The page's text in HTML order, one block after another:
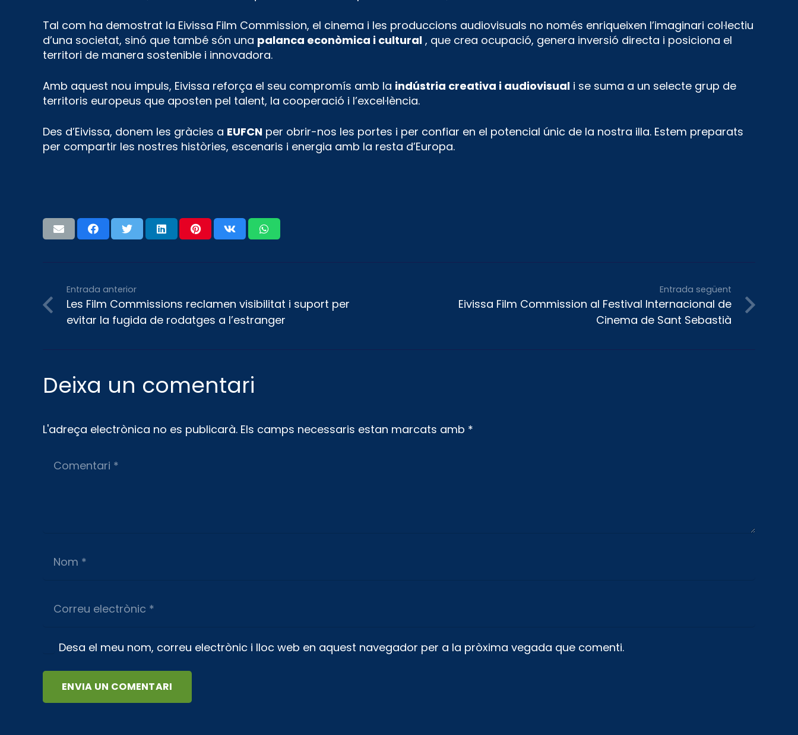
Tal com ha demostrat la Eivissa Film Commission, el cinema i les produccions audiovisuals no només enriqueixen l’imaginari col·lectiu
d’una societat, sinó que també són una palanca econòmica i cultural , que crea ocupació, genera inversió directa i posiciona el
territori de manera sostenible i innovadora.
Amb aquest nou impuls, Eivissa reforça el seu compromís amb la indústria creativa i audiovisual i se suma a un selecte grup de
territoris europeus que aposten pel talent, la cooperació i l’excel·lència.
Des d’Eivissa, donem les gràcies a EUFCN per obrir-nos les portes i per confiar en el potencial únic de la nostra illa. Estem preparats
per compartir les nostres històries, escenaris i energia amb la resta d’Europa.
Entrada anterior
Les Film Commissions reclamen visibilitat i suport per
evitar la fugida de rodatges a l’estranger
Entrada següent
Eivissa Film Commission al Festival Internacional de
Cinema de Sant Sebastià
Deixa un comentari
L'adreça electrònica no es publicarà. Els camps necessaris estan marcats amb *
Desa el meu nom, correu electrònic i lloc web en aquest navegador per a la pròxima vegada que comenti.
ENVIA UN COMENTARI